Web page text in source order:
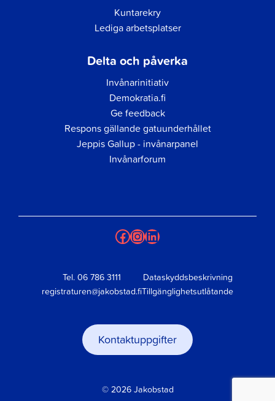
Kuntarekry
Lediga arbetsplatser
Delta och påverka
Invånarinitiativ
Demokratia.fi
Ge feedback
Respons gällande gatuunderhållet
Jeppis Gallup - invånarpanel
Invånarforum
Facebook
Instagram
LinkedIn
Tel. 06 786 3111
registraturen@jakobstad.fi
Dataskyddsbeskrivning
Tillgänglighetsutlåtande
Kontaktuppgifter
© 2026 Jakobstad